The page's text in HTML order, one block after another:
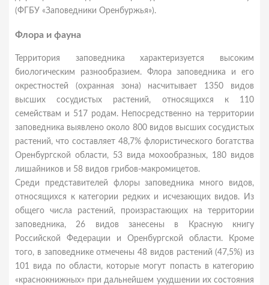
(ФГБУ «Заповедники Оренбуржья»).
Флора и фауна
Территория заповедника характеризуется высоким
биологическим разнообразием. Флора заповедника и его
окрестностей (охранная зона) насчитывает 1350 видов
высших сосудистых растений, относящихся к 110
семействам и 517 родам. Непосредственно на территории
заповедника выявлено около 800 видов высших сосудистых
растений, что составляет 48,7% флористического богатства
Оренбургской области, 53 вида мохообразных, 180 видов
лишайников и 58 видов грибов-макромицетов.
Среди представителей флоры заповедника много видов,
относящихся к категории редких и исчезающих видов. Из
общего числа растений, произрастающих на территории
заповедника, 26 видов занесены в Красную книгу
Российской Федерации и Оренбургской области. Кроме
того, в заповеднике отмечены 48 видов растений (47,5%) из
101 вида по области, которые могут попасть в категорию
«краснокнижных» при дальнейшем ухудшении их состояния